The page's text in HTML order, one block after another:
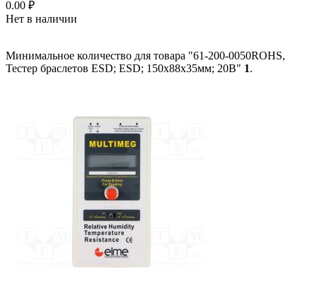
0.00 ₽
Нет в наличии
Минимальное количество для товара "61-200-0050ROHS,
Тестер браслетов ESD; ESD; 150x88x35мм; 20В" 1.